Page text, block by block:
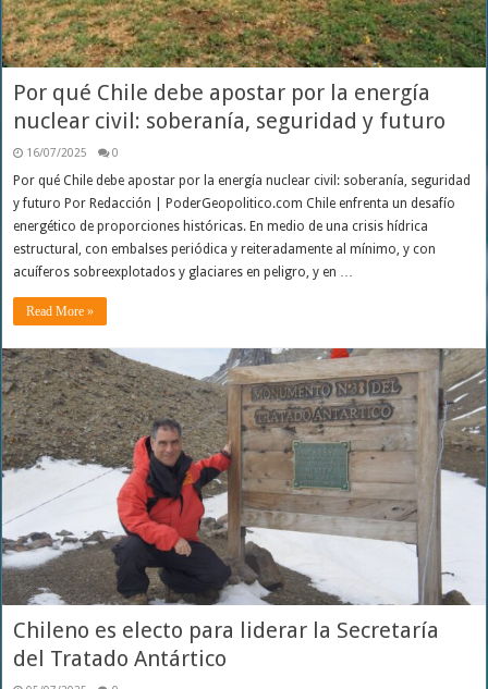
Por qué Chile debe apostar por la energía
nuclear civil: soberanía, seguridad y futuro
16/07/2025 0
Por qué Chile debe apostar por la energía nuclear civil: soberanía, seguridad
y futuro Por Redacción | PoderGeopolitico.com Chile enfrenta un desafío
energético de proporciones históricas. En medio de una crisis hídrica
estructural, con embalses periódica y reiteradamente al mínimo, y con
acuíferos sobreexplotados y glaciares en peligro, y en …
Read More »
Chileno es electo para liderar la Secretaría
del Tratado Antártico